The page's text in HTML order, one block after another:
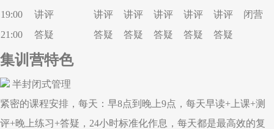
闭营
19:00 讲评 讲评 讲评 讲评 讲评
讲评
21:00
答疑 答疑 答疑 答疑 答疑 答疑
集训营特色
半封闭式管理
紧密的课程安排，每天：早8点到晚上9点，每天早读+上课+测
评+晚上练习+答疑，24小时标准化作息，每天都是最高效的复